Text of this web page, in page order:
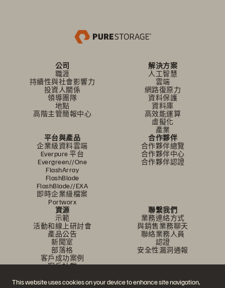
This website uses cookies on your device to enhance site navigation,
公司
職涯
持續性與社會影響力
投資人關係
領導團隊
地點
高階主管簡報中心
解決方案
人工智慧
雲端
網路復原力
資料保護
資料庫
高效能運算
虛擬化
產業
平台與產品
企業級資料雲端
Everpure 平台
Evergreen//One
FlashArray
FlashBlade
FlashBlade//EXA
即時企業級檔案
Portworx
合作夥伴
合作夥伴總覽
合作夥伴中心
合作夥伴認證
資源
示範
活動和線上研討會
產品公告
新聞室
部落格
客戶成功案例
客戶社群
聯繫我們
業務連絡方式
與銷售業務聊天
聯絡業務人員
認證
安全性漏洞通報